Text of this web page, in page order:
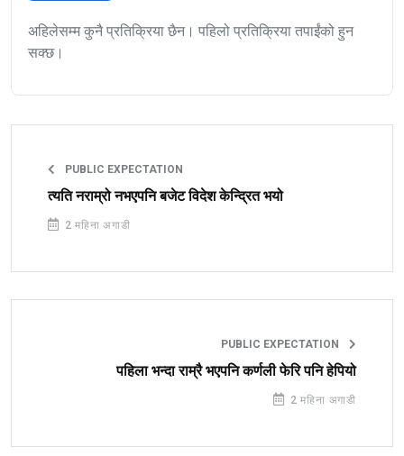
अहिलेसम्म कुनै प्रतिक्रिया छैन। पहिलो प्रतिक्रिया तपाईंको हुन
सक्छ।
PUBLIC EXPECTATION
त्यति नराम्रो नभएपनि बजेट विदेश केन्द्रित भयो
2 महिना अगाडी
PUBLIC EXPECTATION
पहिला भन्दा राम्रै भएपनि कर्णली फेरि पनि हेपियो
2 महिना अगाडी